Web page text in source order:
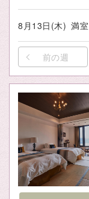
8月13日(木) 満室
前の週